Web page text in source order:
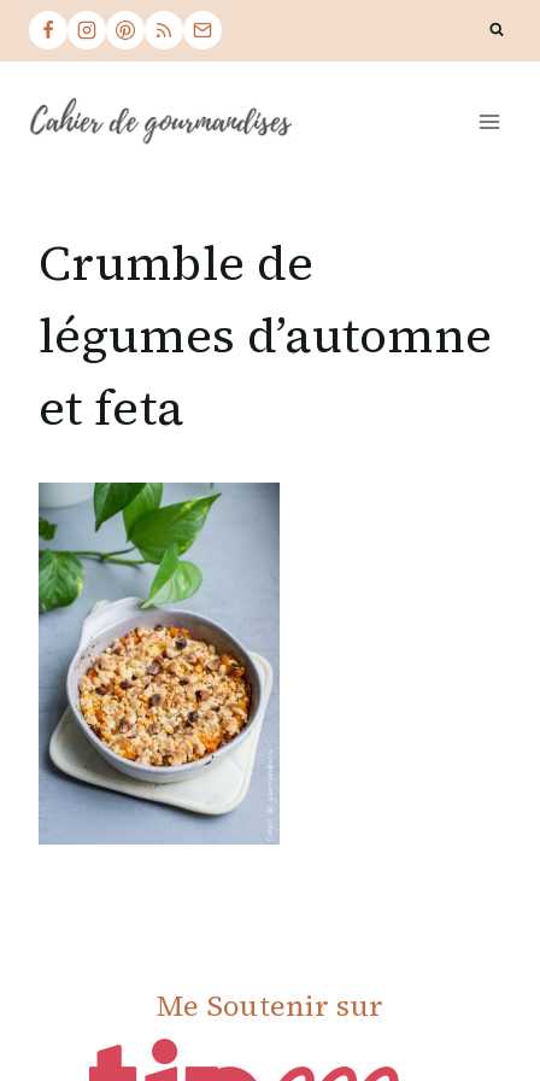
Skip
Crumble de
légumes d’automne
et feta
Me Soutenir sur